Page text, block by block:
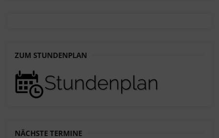
ZUM STUNDENPLAN
NÄCHSTE TERMINE